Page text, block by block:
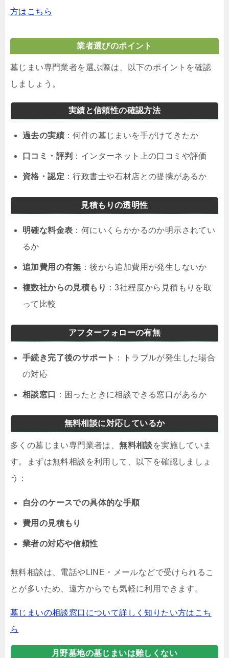
方はこちら
業者選びのポイント
墓じまい専門業者を選ぶ際は、以下のポイントを確認
しましょう。
実績と信頼性の確認方法
過去の実績 ：何件の墓じまいを手がけてきたか
口コミ・評判 ：インターネット上の口コミや評価
資格・認定 ：行政書士や石材店との提携があるか
見積もりの透明性
明確な料金表 ：何にいくらかかるのか明示されてい
るか
追加費用の有無 ：後から追加費用が発生しないか
複数社からの見積もり ：3社程度から見積もりを取
って比較
アフターフォローの有無
手続き完了後のサポート ：トラブルが発生した場合
の対応
相談窓口 ：困ったときに相談できる窓口があるか
無料相談に対応しているか
多くの墓じまい専門業者は、無料相談を実施していま
す。まずは無料相談を利用して、以下を確認しましょ
う：
自分のケースでの具体的な手順
費用の見積もり
業者の対応や信頼性
無料相談は、電話やLINE・メールなどで受けられるこ
とが多いため、遠方からでも気軽に利用できます。
墓じまいの相談窓口について詳しく知りたい方はこち
ら
月野墓地の墓じまいは難しくない